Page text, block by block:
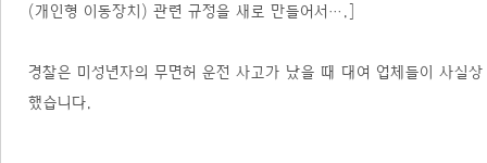
(개인형 이동장치) 관련 규정을 새로 만들어서….]
경찰은 미성년자의 무면허 운전 사고가 났을 때 대여 업체들이 사실
했습니다.